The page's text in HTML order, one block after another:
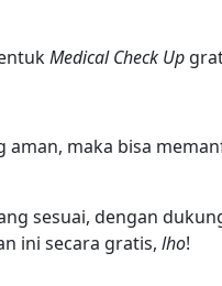
Medical Check Up
maka bisa
sesuai, dengan
ini secara gratis, lho!